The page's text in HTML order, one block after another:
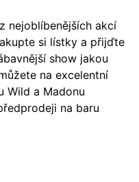
nejoblíbenějších akcí
si lístky a přijďte
show jakou
na excelentní
Wild a Madonu
na baru